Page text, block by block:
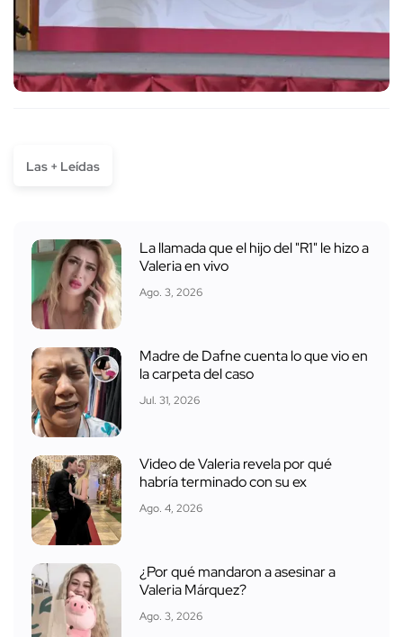
Las + Leídas
La llamada que el hijo del "R1" le hizo a
Valeria en vivo
Ago. 3, 2026
Madre de Dafne cuenta lo que vio en
la carpeta del caso
Jul. 31, 2026
Video de Valeria revela por qué
habría terminado con su ex
Ago. 4, 2026
¿Por qué mandaron a asesinar a
Valeria Márquez?
Ago. 3, 2026